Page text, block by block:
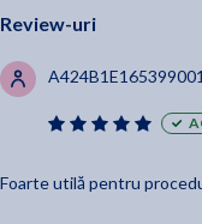
Review-uri
Foarte utilă pentru